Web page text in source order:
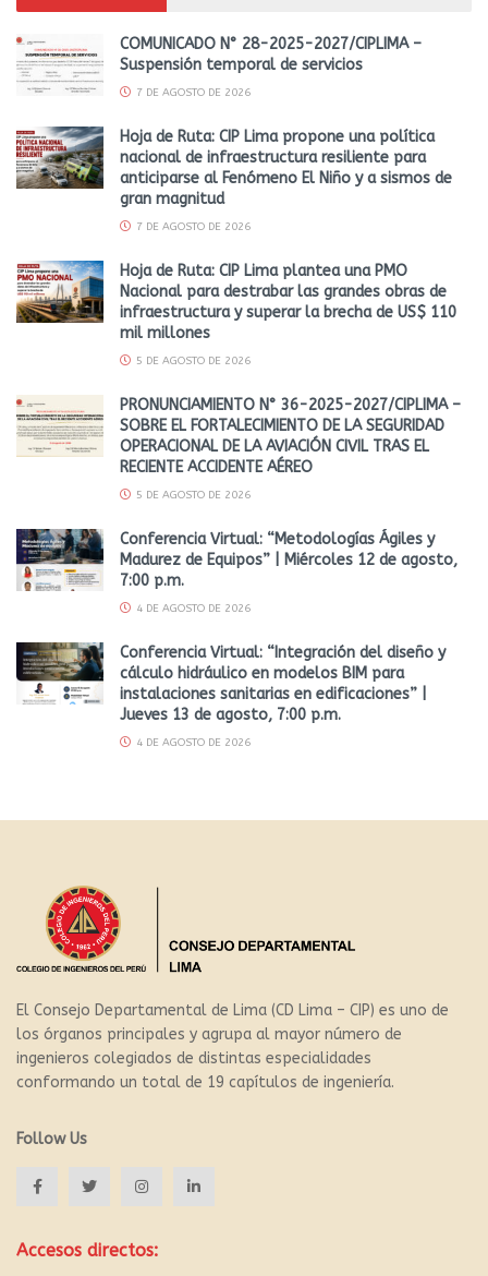
COMUNICADO N° 28-2025-2027/CIPLIMA –
Suspensión temporal de servicios
7 DE AGOSTO DE 2026
Hoja de Ruta: CIP Lima propone una política
nacional de infraestructura resiliente para
anticiparse al Fenómeno El Niño y a sismos de
gran magnitud
7 DE AGOSTO DE 2026
Hoja de Ruta: CIP Lima plantea una PMO
Nacional para destrabar las grandes obras de
infraestructura y superar la brecha de US$ 110
mil millones
5 DE AGOSTO DE 2026
PRONUNCIAMIENTO N° 36-2025-2027/CIPLIMA –
SOBRE EL FORTALECIMIENTO DE LA SEGURIDAD
OPERACIONAL DE LA AVIACIÓN CIVIL TRAS EL
RECIENTE ACCIDENTE AÉREO
5 DE AGOSTO DE 2026
Conferencia Virtual: “Metodologías Ágiles y
Madurez de Equipos” | Miércoles 12 de agosto,
7:00 p.m.
4 DE AGOSTO DE 2026
Conferencia Virtual: “Integración del diseño y
cálculo hidráulico en modelos BIM para
instalaciones sanitarias en edificaciones” |
Jueves 13 de agosto, 7:00 p.m.
4 DE AGOSTO DE 2026
El Consejo Departamental de Lima (CD Lima – CIP) es uno de
los órganos principales y agrupa al mayor número de
ingenieros colegiados de distintas especialidades
conformando un total de 19 capítulos de ingeniería.
Follow Us
Accesos directos: